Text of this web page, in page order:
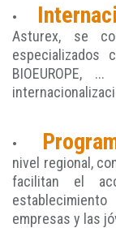
•
Asturex, se
especializados
BIOEUROPE,
•
nivel regional,
facilitan el
empresas y las